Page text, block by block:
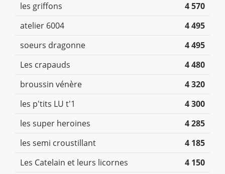
les griffons
4 570
atelier 6004
4 495
soeurs dragonne
4 495
Les crapauds
4 480
broussin vénère
4 320
les p'tits LU t'1
4 300
les super heroines
4 285
les semi croustillant
4 185
Les Catelain et leurs licornes
4 150